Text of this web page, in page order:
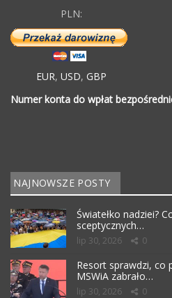
PLN:
EUR, USD, GBP
Numer konta do wpłat
NAJNOWSZE POSTY
Światełko nadziei?
sceptycznych…
lip 30, 2026 0
Resort sprawdzi, co
MSWiA zabrało…
lip 30, 2026 0